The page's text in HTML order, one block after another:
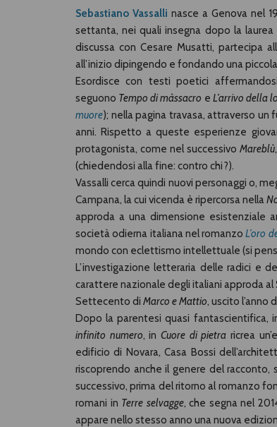
Sebastiano Vassalli nasce a Genova nel
settanta, nei quali insegna dopo la
discussa con Cesare Musatti, partecipa
all’inizio dipingendo e fondando una piccola
Esordisce con testi poetici
seguono Tempo di màssacro e L’arrivo della
muore); nella pagina travasa, attraverso
anni. Rispetto a queste esperienze
protagonista, come nel successivo Mareblù
(chiedendosi alla fine: contro chi?).
Vassalli cerca quindi nuovi personaggi o,
Campana, la cui vicenda è ripercorsa nella
approda a una dimensione esistenziale
società odierna italiana nel romanzoL’oro
mondo con eclettismo intellettuale (si
L’investigazione letteraria delle radici e
carattere nazionale degli italiani approda al
Settecento di Marco e Mattio, uscito l’anno
Dopo la parentesi quasi fantascientifica,
infinito numero, in Cuore di pietra ricrea
edificio di Novara, Casa Bossi
riscoprendo anche il genere del
successivo, prima del ritorno al romanzo
romani in Terre selvagge, che segna nel
appare nello stesso anno una nuova